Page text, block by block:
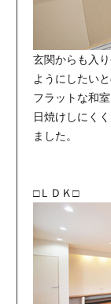
玄関からも入
ようにしたいと
フラットな和
日焼けしにく
ました。
□ＬＤＫ□